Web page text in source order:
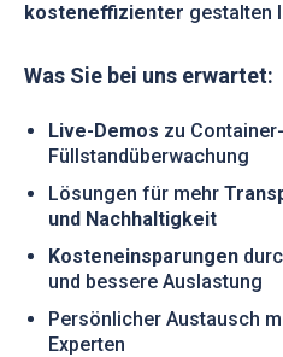
kosteneffizienter gestalten
Was Sie bei uns erwartet:
Live-Demos zu
Füllstandüberwachung
Lösungen für mehr
und Nachhaltigkeit
Kosteneinsparungen
und bessere Auslastung
Persönlicher Austausch
Experten